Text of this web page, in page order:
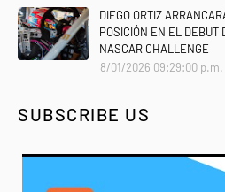
DIEGO ORTIZ
POSICIÓN EN EL DEBUT
NASCAR CHALLENGE
8/01/2026 09:29:00 p.m.
SUBSCRIBE US